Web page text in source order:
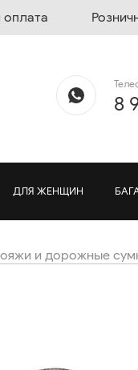
оплата
8
ДЛЯ ЖЕНЩИН
и дорожные